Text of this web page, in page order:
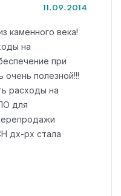
11.09.2014
каменного века!
на
при
очень полезной!!!
расходы на
для
дх-рх стала